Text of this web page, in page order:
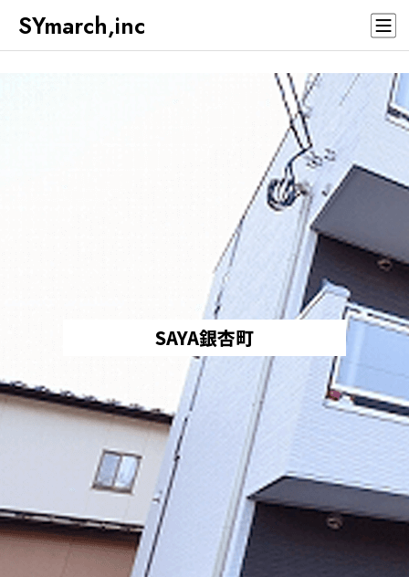
SYmarch,inc
SAYA銀杏町